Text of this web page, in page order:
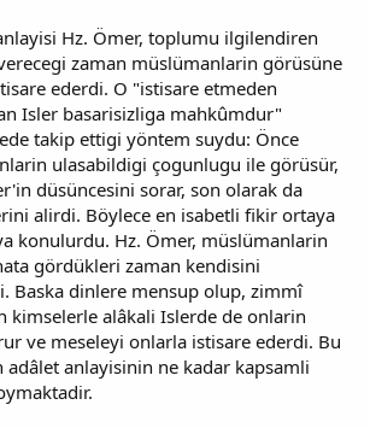
Hz. Ömer, toplumu ilgilendiren
zaman müslümanlarin görüsüne
ederdi. O "istisare etmeden
Isler basarisizliga mahkûmdur"
takip ettigi yöntem suydu: Önce
ulasabildigi çogunlugu ile görüsür,
düsüncesini sorar, son olarak da
alirdi. Böylece en isabetli fikir ortaya
konulurdu. Hz. Ömer, müslümanlarin
gördükleri zaman kendisini
Baska dinlere mensup olup, zimmî
kimselerle alâkali Islerde de onlarin
ve meseleyi onlarla istisare ederdi. Bu
anlayisinin ne kadar kapsamli